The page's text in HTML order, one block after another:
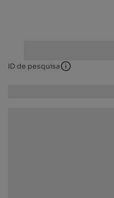
ID de pesquisa ID de pesquisa